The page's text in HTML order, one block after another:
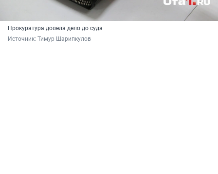
Прокуратура довела дело до суда
Источник: Тимур Шарипкулов